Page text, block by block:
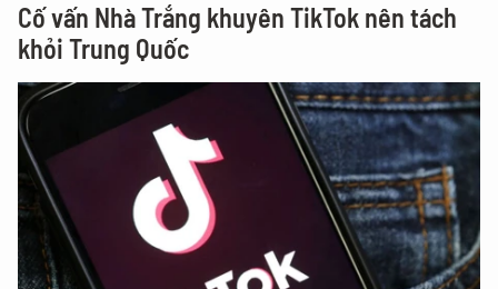
Cố vấn Nhà Trắng khuyên TikTok nên tách
khỏi Trung Quốc